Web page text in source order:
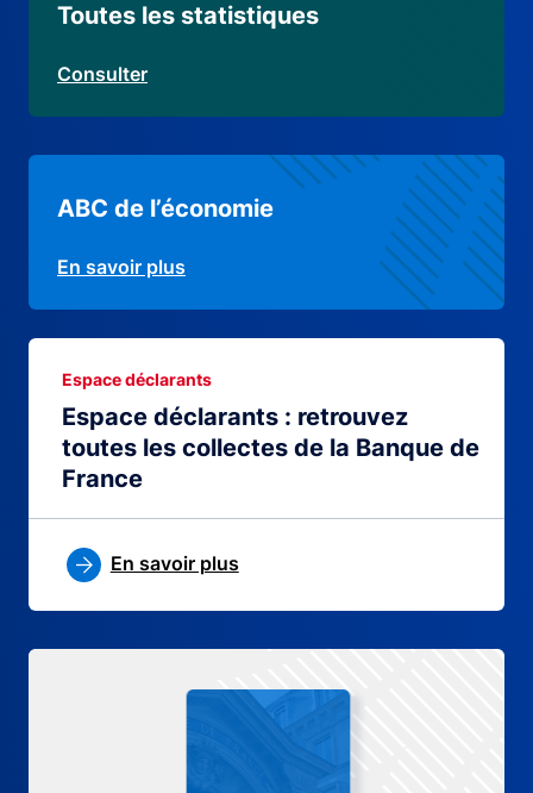
Toutes les statistiques
Consulter
ABC de l’économie
En savoir plus
Espace déclarants : retrouvez
toutes les collectes de la Banque de
France
Espace déclarants
En savoir plus